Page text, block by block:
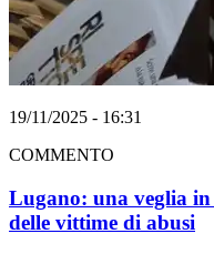
19/11/2025 - 16:31
COMMENTO
Lugano: una veglia in
delle vittime di abusi